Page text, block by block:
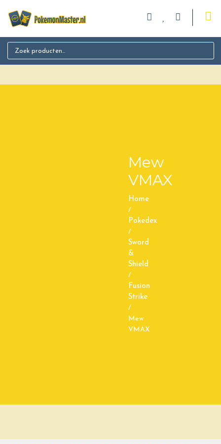
Search for:
Mew
VMAX
Home
/
Pokedex
/
Sword
&
Shield
/
Fusion
Strike
/
Mew
VMAX